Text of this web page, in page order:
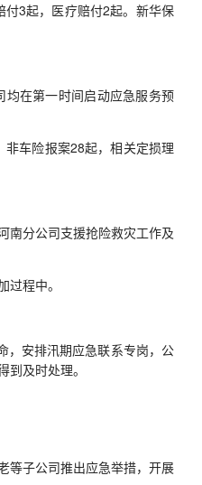
3起，医疗赔付2起。新华保
在第一时间启动应急服务预
车险报案28起，相关定损理
分公司支援抢险救灾工作及
程中。
安排汛期应急联系专岗，公
及时处理。
子公司推出应急举措，开展